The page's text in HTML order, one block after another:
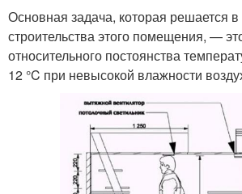
Основная задача, которая решается
строительства этого помещения, —
относительного постоянства
12 °C при невысокой влажности